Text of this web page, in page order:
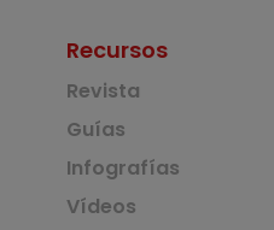
Recursos
Revista
Guías
Infografías
Vídeos